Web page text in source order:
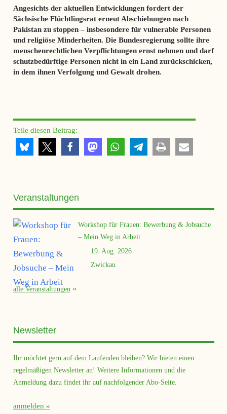
Angesichts der aktuellen Entwicklungen fordert der
Sächsische Flüchtlingsrat erneut Abschiebungen nach
Pakistan zu stoppen – insbesondere für vulnerable Personen
und religiöse Minderheiten. Die Bundesregierung sollte ihre
menschenrechtlichen Verpflichtungen ernst nehmen und darf
schutzbedürftige Personen nicht in ein Land zurückschicken,
in dem ihnen Verfolgung und Gewalt drohen.
Teile diesen Beitrag:
Veranstaltungen
Workshop für Frauen: Bewerbung & Jobsuche
– Mein Weg in Arbeit
19. Aug. 2026
Zwickau
alle Veranstaltungen
Newsletter
Ihr möchtet gern auf dem Laufenden bleiben? Wir bieten einen
regelmäßigen Newsletter an! Weitere Informationen und die
Anmeldung dazu findet ihr auf nachfolgender Abo-Seite.
anmelden